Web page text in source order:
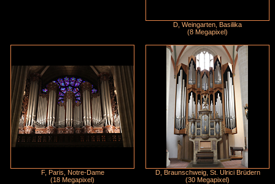
D, Weingarten, Basilika
(8 Megapixel)
F, Paris, Notre-Dame
(18 Megapixel)
D, Braunschweig, St. Ulrici Brüdern
(30 Megapixel)